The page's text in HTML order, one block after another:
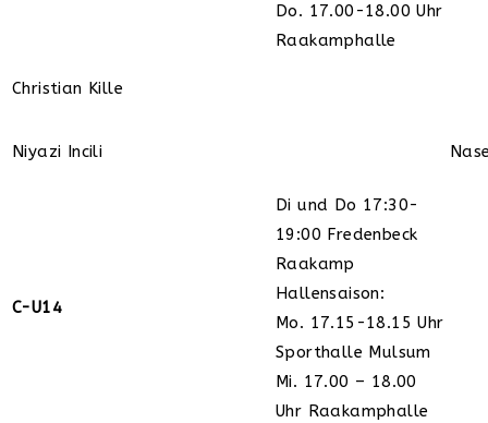
Do. 17.00-18.00 Uhr
Raakamphalle
Christian Kille
Niyazi Incili
C-U14
Di und Do 17:30-
19:00 Fredenbeck
Raakamp
Hallensaison:
Mo. 17.15-18.15 Uhr
Sporthalle Mulsum
Mi. 17.00 – 18.00
Uhr Raakamphalle